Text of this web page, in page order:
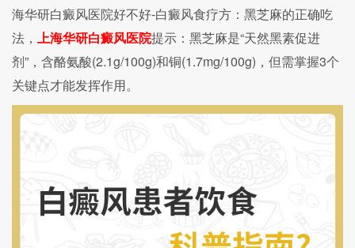
海华研白癜风医院好不好-白癜风食疗方：黑芝麻的正确吃
法， 上海华研白癜风医院提示：黑芝麻是“天然黑素促进
剂”，含酪氨酸(2.1g/100g)和铜(1.7mg/100g)，但需掌握3个
关键点才能发挥作用。